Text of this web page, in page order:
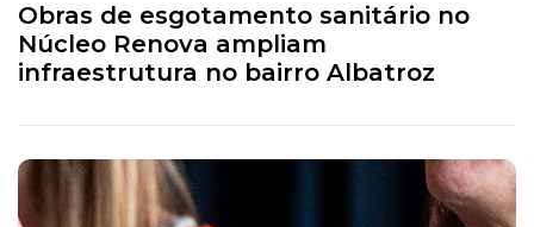
Obras de esgotamento sanitário no
Núcleo Renova ampliam
infraestrutura no bairro Albatroz